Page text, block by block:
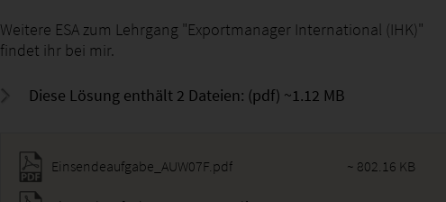
Weitere ESA zum Lehrgang "Exportmanager International (IHK)"
findet ihr bei mir.
Diese Lösung enthält 2 Dateien: (pdf) ~1.12 MB
Einsendeaufgabe_AUW07F.pdf ~ 802.16 KB